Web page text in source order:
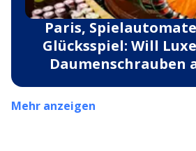
Paris,
Glücksspiel: Will
Daumenschrauben
Mehr anzeigen